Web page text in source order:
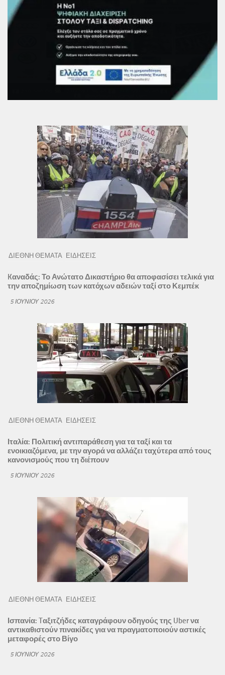
ΔΙΕΘΝΗ ΘΕΜΑΤΑ ΕΙΔΗΣΕΙΣ
Kαναδάς: Το Ανώτατο Δικαστήριο θα αποφασίσει τελικά για
την αποζημίωση των κατόχων αδειών ταξί στο Κεμπέκ
5 ΙΟΥΝΊΟΥ 2026
ΔΙΕΘΝΗ ΘΕΜΑΤΑ ΕΙΔΗΣΕΙΣ
Ιταλία: Πολιτική αντιπαράθεση για τα ταξί και τα
ενοικιαζόμενα, με την αγορά να αλλάζει ταχύτερα από τους
κανονισμούς που τη διέπουν
5 ΙΟΥΝΊΟΥ 2026
ΔΙΕΘΝΗ ΘΕΜΑΤΑ ΕΙΔΗΣΕΙΣ
Ισπανία: Tαξιτζήδες καταγράφουν οδηγούς της Uber να
αντικαθιστούν πινακίδες για να πραγματοποιούν αστικές
μεταφορές στο Βίγο
5 ΙΟΥΝΊΟΥ 2026